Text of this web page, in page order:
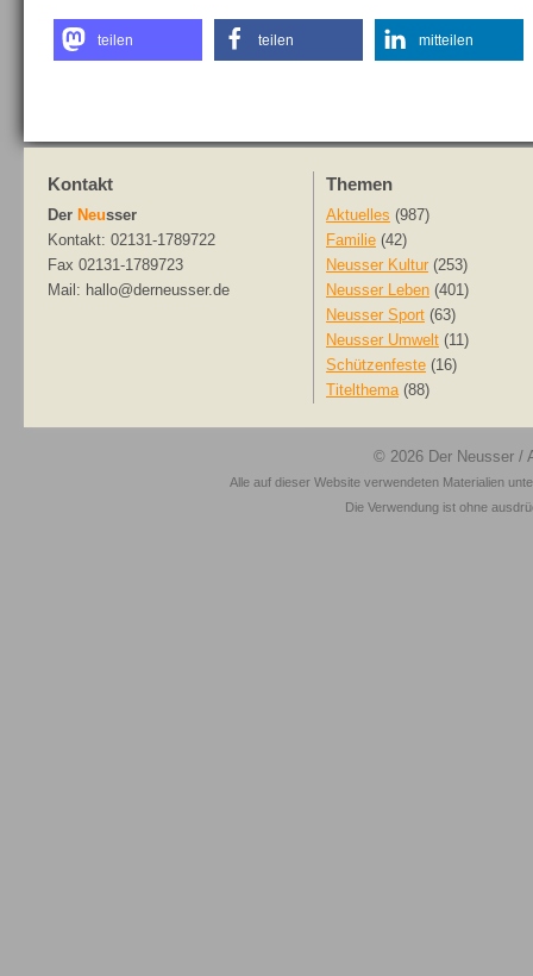
teilen teilen mitteilen
Kontakt
Der Neusser
Kontakt: 02131-1789722
Fax 02131-1789723
Mail: hallo@derneusser.de
Themen
Aktuelles (987)
Familie (42)
Neusser Kultur (253)
Neusser Leben (401)
Neusser Sport (63)
Neusser Umwelt (11)
Schützenfeste (16)
Titelthema(88)
© 2026 Der Neusser /
Alle auf dieser Website verwendeten Materialien
Die Verwendung ist ohne